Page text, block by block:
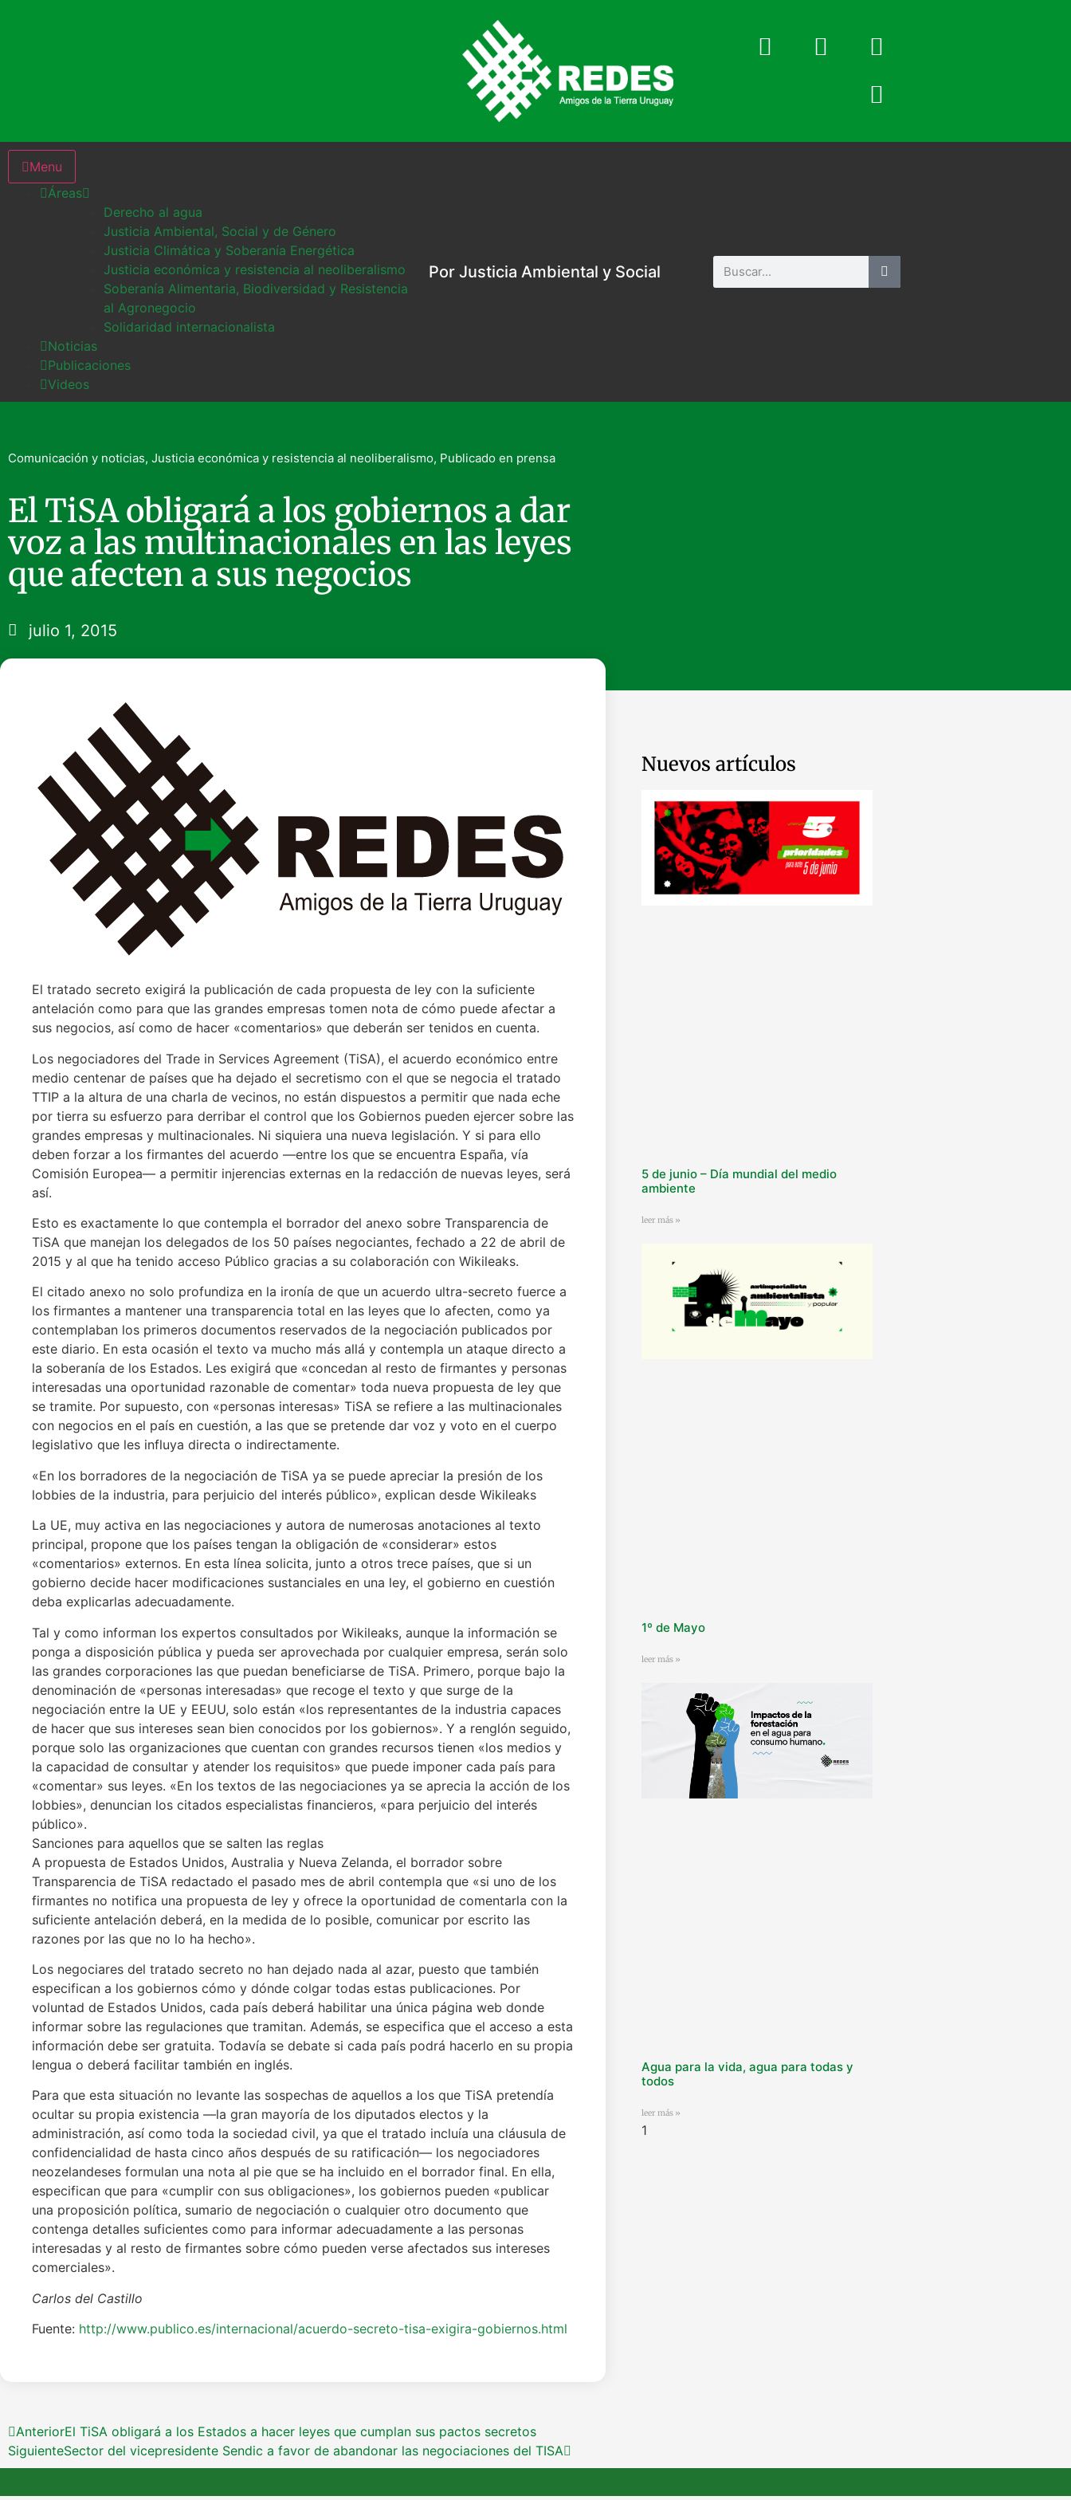
Menu
Áreas
Derecho al agua
Justicia Ambiental, Social y de Género
Justicia Climática y Soberanía Energética
Justicia económica y resistencia al neoliberalismo
Soberanía Alimentaria, Biodiversidad y Resistencia
al Agronegocio
Solidaridad internacionalista
Noticias
Publicaciones
Videos
Por Justicia Ambiental y Social
Comunicación y noticias, Justicia económica y resistencia al neoliberalismo, Publicado en prensa
El TiSA obligará a los gobiernos a dar
voz a las multinacionales en las leyes
que afecten a sus negocios
julio 1, 2015
El tratado secreto exigirá la publicación de cada propuesta de ley con la suficiente
antelación como para que las grandes empresas tomen nota de cómo puede afectar a
sus negocios, así como de hacer «comentarios» que deberán ser tenidos en cuenta.
Los negociadores del Trade in Services Agreement (TiSA), el acuerdo económico entre
medio centenar de países que ha dejado el secretismo con el que se negocia el tratado
TTIP a la altura de una charla de vecinos, no están dispuestos a permitir que nada eche
por tierra su esfuerzo para derribar el control que los Gobiernos pueden ejercer sobre las
grandes empresas y multinacionales. Ni siquiera una nueva legislación. Y si para ello
deben forzar a los firmantes del acuerdo —entre los que se encuentra España, vía
Comisión Europea— a permitir injerencias externas en la redacción de nuevas leyes, será
así.
Esto es exactamente lo que contempla el borrador del anexo sobre Transparencia de
TiSA que manejan los delegados de los 50 países negociantes, fechado a 22 de abril de
2015 y al que ha tenido acceso Público gracias a su colaboración con Wikileaks.
El citado anexo no solo profundiza en la ironía de que un acuerdo ultra-secreto fuerce a
los firmantes a mantener una transparencia total en las leyes que lo afecten, como ya
contemplaban los primeros documentos reservados de la negociación publicados por
este diario. En esta ocasión el texto va mucho más allá y contempla un ataque directo a
la soberanía de los Estados. Les exigirá que «concedan al resto de firmantes y personas
interesadas una oportunidad razonable de comentar» toda nueva propuesta de ley que
se tramite. Por supuesto, con «personas interesas» TiSA se refiere a las multinacionales
con negocios en el país en cuestión, a las que se pretende dar voz y voto en el cuerpo
legislativo que les influya directa o indirectamente.
«En los borradores de la negociación de TiSA ya se puede apreciar la presión de los
lobbies de la industria, para perjuicio del interés público», explican desde Wikileaks
La UE, muy activa en las negociaciones y autora de numerosas anotaciones al texto
principal, propone que los países tengan la obligación de «considerar» estos
«comentarios» externos. En esta línea solicita, junto a otros trece países, que si un
gobierno decide hacer modificaciones sustanciales en una ley, el gobierno en cuestión
deba explicarlas adecuadamente.
Tal y como informan los expertos consultados por Wikileaks, aunque la información se
ponga a disposición pública y pueda ser aprovechada por cualquier empresa, serán solo
las grandes corporaciones las que puedan beneficiarse de TiSA. Primero, porque bajo la
denominación de «personas interesadas» que recoge el texto y que surge de la
negociación entre la UE y EEUU, solo están «los representantes de la industria capaces
de hacer que sus intereses sean bien conocidos por los gobiernos». Y a renglón seguido,
porque solo las organizaciones que cuentan con grandes recursos tienen «los medios y
la capacidad de consultar y atender los requisitos» que puede imponer cada país para
«comentar» sus leyes. «En los textos de las negociaciones ya se aprecia la acción de los
lobbies», denuncian los citados especialistas financieros, «para perjuicio del interés
público».
Sanciones para aquellos que se salten las reglas
A propuesta de Estados Unidos, Australia y Nueva Zelanda, el borrador sobre
Transparencia de TiSA redactado el pasado mes de abril contempla que «si uno de los
firmantes no notifica una propuesta de ley y ofrece la oportunidad de comentarla con la
suficiente antelación deberá, en la medida de lo posible, comunicar por escrito las
razones por las que no lo ha hecho».
Los negociares del tratado secreto no han dejado nada al azar, puesto que también
especifican a los gobiernos cómo y dónde colgar todas estas publicaciones. Por
voluntad de Estados Unidos, cada país deberá habilitar una única página web donde
informar sobre las regulaciones que tramitan. Además, se especifica que el acceso a esta
información debe ser gratuita. Todavía se debate si cada país podrá hacerlo en su propia
lengua o deberá facilitar también en inglés.
Para que esta situación no levante las sospechas de aquellos a los que TiSA pretendía
ocultar su propia existencia —la gran mayoría de los diputados electos y la
administración, así como toda la sociedad civil, ya que el tratado incluía una cláusula de
confidencialidad de hasta cinco años después de su ratificación— los negociadores
neozelandeses formulan una nota al pie que se ha incluido en el borrador final. En ella,
especifican que para «cumplir con sus obligaciones», los gobiernos pueden «publicar
una proposición política, sumario de negociación o cualquier otro documento que
contenga detalles suficientes como para informar adecuadamente a las personas
interesadas y al resto de firmantes sobre cómo pueden verse afectados sus intereses
comerciales».
Carlos del Castillo
Fuente: http://www.publico.es/internacional/acuerdo-secreto-tisa-exigira-gobiernos.html
Nuevos artículos
5 de junio – Día mundial del medio
ambiente
leer más »
1º de Mayo
leer más »
Agua para la vida, agua para todas y
todos
leer más »
AnteriorEl TiSA obligará a los Estados a hacer leyes que cumplan sus pactos secretos
SiguienteSector del vicepresidente Sendic a favor de abandonar las negociaciones del TISA